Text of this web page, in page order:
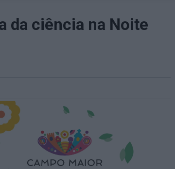
da ciência na Noite